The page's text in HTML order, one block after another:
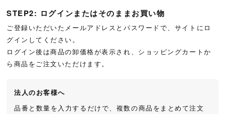
STEP2: ログインまたはそのままお買い物
ご登録いただいたメールアドレスとパスワードで、サイトにロ
グインしてください。
ログイン後は商品の卸価格が表示され、ショッピングカートか
ら商品をご注文いただけます。
法人のお客様へ
品番と数量を入力するだけで、複数の商品をまとめて注文